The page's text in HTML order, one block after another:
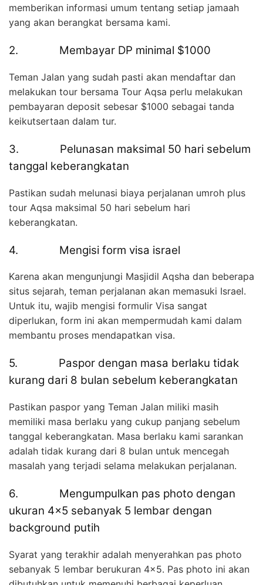
memberikan informasi umum tentang setiap jamaah
yang akan berangkat bersama kami.
2. Membayar DP minimal $1000
Teman Jalan yang sudah pasti akan mendaftar dan
melakukan tour bersama Tour Aqsa perlu melakukan
pembayaran deposit sebesar $1000 sebagai tanda
keikutsertaan dalam tur.
3. Pelunasan maksimal 50 hari sebelum
tanggal keberangkatan
Pastikan sudah melunasi biaya perjalanan umroh plus
tour Aqsa maksimal 50 hari sebelum hari
keberangkatan.
4. Mengisi form visa israel
Karena akan mengunjungi Masjidil Aqsha dan beberapa
situs sejarah, teman perjalanan akan memasuki Israel.
Untuk itu, wajib mengisi formulir Visa sangat
diperlukan, form ini akan mempermudah kami dalam
membantu proses mendapatkan visa.
5. Paspor dengan masa berlaku tidak
kurang dari 8 bulan sebelum keberangkatan
Pastikan paspor yang Teman Jalan miliki masih
memiliki masa berlaku yang cukup panjang sebelum
tanggal keberangkatan. Masa berlaku kami sarankan
adalah tidak kurang dari 8 bulan untuk mencegah
masalah yang terjadi selama melakukan perjalanan.
6. Mengumpulkan pas photo dengan
ukuran 4×5 sebanyak 5 lembar dengan
background putih
Syarat yang terakhir adalah menyerahkan pas photo
sebanyak 5 lembar berukuran 4×5. Pas photo ini akan